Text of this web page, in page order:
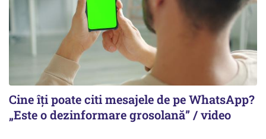
Cine îți poate citi mesajele de pe WhatsApp?
„Este o dezinformare grosolană” / video